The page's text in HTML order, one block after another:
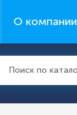
О компании